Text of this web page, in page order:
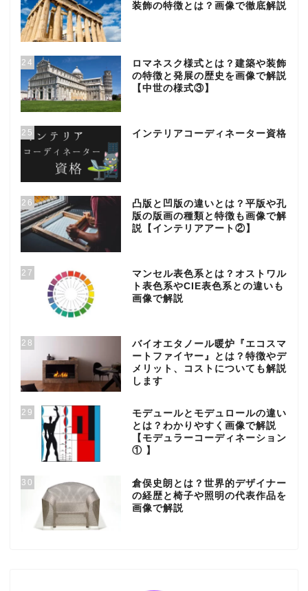
装飾の特徴とは？画像で徹底解説
24
ロマネスク様式とは？建築や装飾
の特徴と発展の歴史を画像で解説
【中世の様式③】
25 インテリアコーディネーター資格
26
凸版と凹版の違いとは？平版や孔
版の版画の種類と特徴も画像で解
説【インテリアアート②】
27
マンセル表色系とは？オストワル
ト表色系やCIE表色系との違いも
画像で解説
28
バイオエタノール暖炉『エコスマ
ートファイヤー』とは？特徴やデ
メリット、コストについても解説
します
29
モデュールとモデュロールの違い
とは？わかりやすく画像で解説
【モデュラーコーディネーション
① 】
30
倉俣史朗とは？世界的デザイナー
の経歴と椅子や照明の代表作品を
画像で解説